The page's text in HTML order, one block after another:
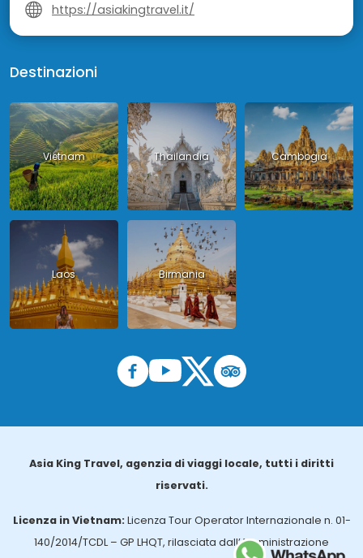
https://asiakingtravel.it/
Destinazioni
Vietnam Thailandia Cambogia
Laos Birmania
Asia King Travel, agenzia di viaggi locale, tutti i diritti
riservati.
Licenza in Vietnam: Licenza Tour Operator Internazionale n. 01-
140/2014/TCDL – GP LHQT, rilasciata dall’Amministrazione